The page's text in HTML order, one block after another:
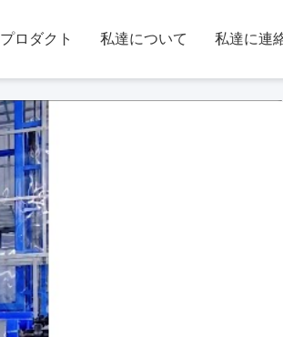
プロダクト 私達について 私達に連